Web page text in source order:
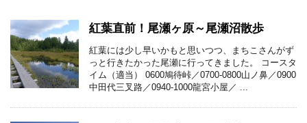
紅葉直前！尾瀬ヶ原～尾瀬沼散歩
紅葉には少し早いかもと思いつつ、まちこさんがず
っと行きたかった尾瀬に行ってきました。 コースタ
イム（適当） 0600鳩待峠／0700-0800山ノ鼻／0900
中田代三叉路／0940‐1000龍宮小屋／ ...